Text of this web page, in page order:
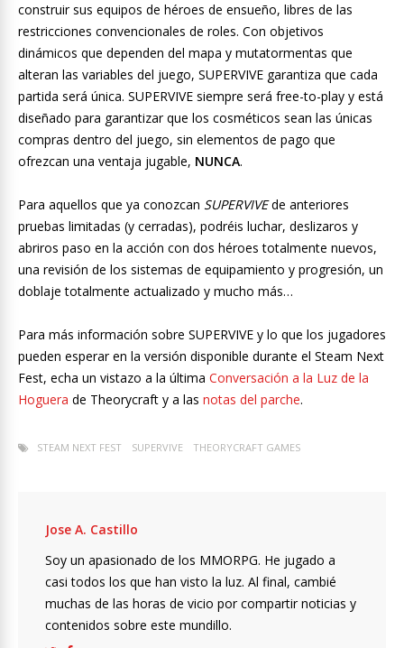
construir sus equipos de héroes de ensueño, libres de las
restricciones convencionales de roles. Con objetivos
dinámicos que dependen del mapa y mutatormentas que
alteran las variables del juego, SUPERVIVE garantiza que cada
partida será única. SUPERVIVE siempre será free-to-play y está
diseñado para garantizar que los cosméticos sean las únicas
compras dentro del juego, sin elementos de pago que
ofrezcan una ventaja jugable, NUNCA.
Para aquellos que ya conozcan SUPERVIVEde anteriores
pruebas limitadas (y cerradas), podréis luchar, deslizaros y
abriros paso en la acción con dos héroes totalmente nuevos,
una revisión de los sistemas de equipamiento y progresión, un
doblaje totalmente actualizado y mucho más…
Para más información sobre SUPERVIVE y lo que los jugadores
pueden esperar en la versión disponible durante el Steam Next
Fest, echa un vistazo a la última Conversación a la Luz de la
Hoguera de Theorycraft y a las notas del parche.
STEAM NEXT FEST SUPERVIVE THEORYCRAFT GAMES
Jose A. Castillo
Soy un apasionado de los MMORPG. He jugado a
casi todos los que han visto la luz. Al final, cambié
muchas de las horas de vicio por compartir noticias y
contenidos sobre este mundillo.